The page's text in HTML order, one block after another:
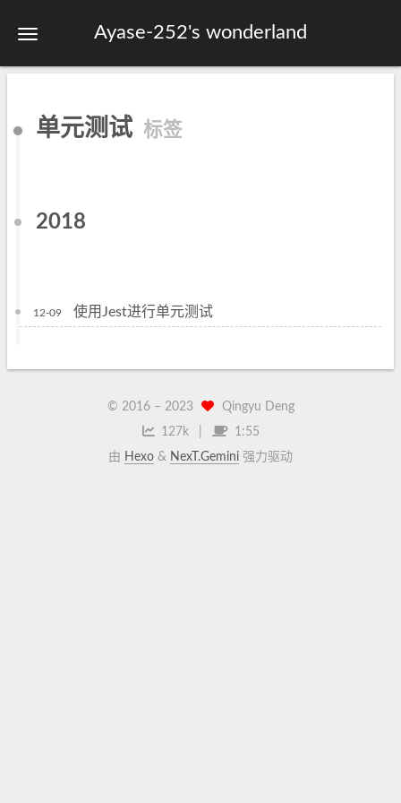
Ayase-252's wonderland
关于
归档
单元测试 标签
2018
12-09 使用Jest进行单元测试
© 2016 – 2023
Qingyu Deng
127k
1:55
由 Hexo & NexT.Gemini 强力驱动